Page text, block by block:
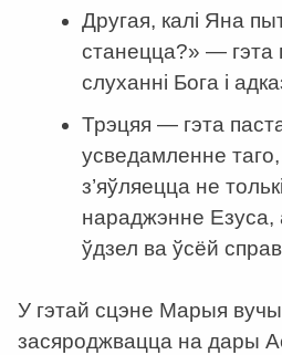
Другая, калі Яна
станецца?» — гэта
слуханні Бога і
Трэцяя — гэта
усведамленне
з’яўляецца не
нараджэнне Езуса,
ўдзел ва ўсёй
У гэтай сцэне Марыя
засяроджвацца на дары